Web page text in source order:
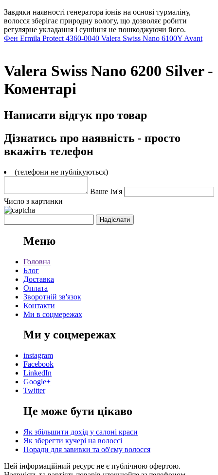
Завдяки наявності генератора іонів на основі турмаліну,
волосся зберігає природну вологу, що дозволяє робити
регулярне укладання і сушіння не пошкоджуючи його.
Фен Ermila Protect 4360-0040 Valera Swiss Nano 6100Y Avant
Valera Swiss Nano 6200 Silver -
Коментарі
Написати відгук про товар
Дізнатись про наявність - просто
вкажіть телефон
(телефони не публікуються)
Ваше Ім'я
Число з картинки
Меню
Головна
Блог
Доставка
Оплата
Зворотній зв'язок
Контакти
Ми в соцмережах
Ми у соцмережах
instagram
Facebook
LinkedIn
Google+
Twitter
Це може бути цікаво
Як збільшити дохід у салоні краси
Як зберегти кучері на волоссі
Поради для завивки та об'єму волосся
Цей інформаційний ресурс не є публічною офертою.